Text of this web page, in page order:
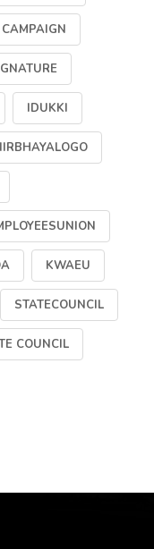
CAMPAIGN
IDUKKI
KWAEU
STATECOUNCIL
COUNCIL